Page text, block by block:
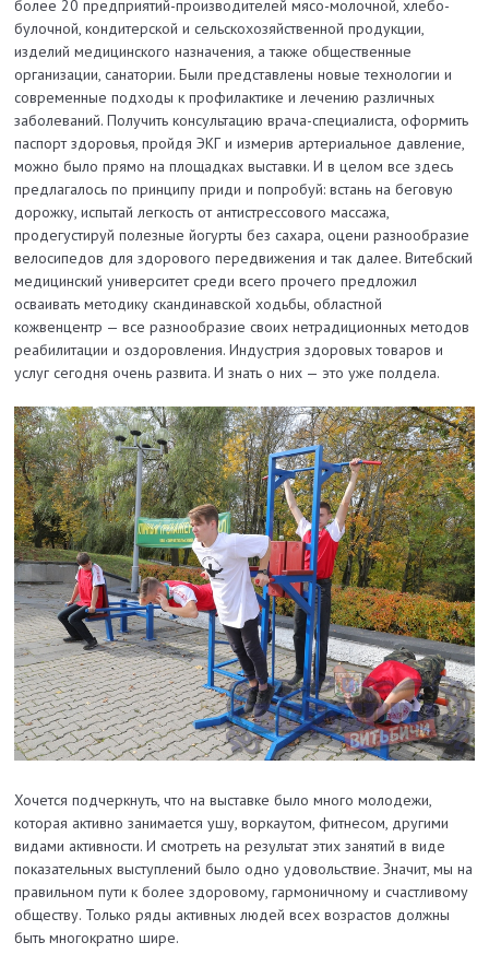
более 20 предприятий-производителей мясо-молочной, хлебо-
булочной, кондитерской и сельскохозяйственной продукции,
изделий медицинского назначения, а также общественные
организации, санатории. Были представлены новые технологии и
современные подходы к профилактике и лечению различных
заболеваний. Получить консультацию врача-специалиста, оформить
паспорт здоровья, пройдя ЭКГ и измерив артериальное давление,
можно было прямо на площадках выставки. И в целом все здесь
предлагалось по принципу приди и попробуй: встань на беговую
дорожку, испытай легкость от антистрессового массажа,
продегустируй полезные йогурты без сахара, оцени разнообразие
велосипедов для здорового передвижения и так далее. Витебский
медицинский университет среди всего прочего предложил
осваивать методику скандинавской ходьбы, областной
кожвенцентр — все разнообразие своих нетрадиционных методов
реабилитации и оздоровления. Индустрия здоровых товаров и
услуг сегодня очень развита. И знать о них — это уже полдела.
Хочется подчеркнуть, что на выставке было много молодежи,
которая активно занимается ушу, воркаутом, фитнесом, другими
видами активности. И смотреть на результат этих занятий в виде
показательных выступлений было одно удовольствие. Значит, мы на
правильном пути к более здоровому, гармоничному и счастливому
обществу. Только ряды активных людей всех возрастов должны
быть многократно шире.